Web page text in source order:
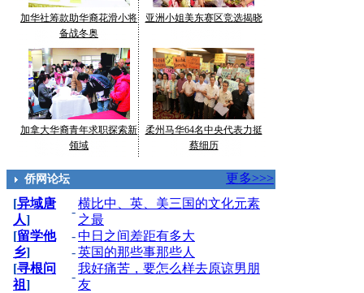
加华社筹款助华裔花滑小将
备战冬奥
亚洲小姐美东赛区竞选揭晓
加拿大华裔青年求职探索新
领域
柔州马华64名中央代表力挺
蔡细历
侨网论坛
更多>>>
[异域唐
人]
[留学他
乡]
[寻根问
祖]
-
横比中、英、美三国的文化元素
之最
- 中日之间差距有多大
- 英国的那些事那些人
-
我好痛苦，要怎么样去原谅男朋
友